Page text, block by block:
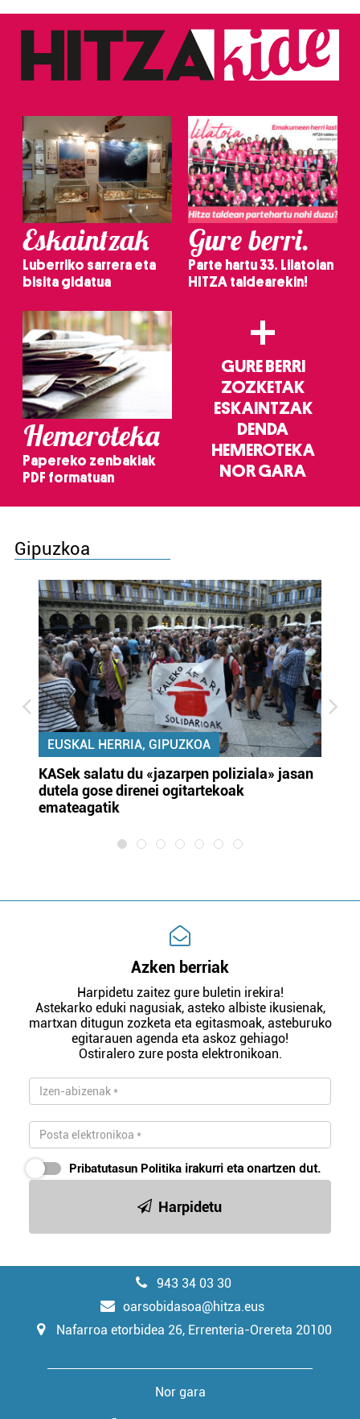
baliatzen gara. Ohar hau onartuz gero, teknologia hori
erabiltzeko baimen esplizitua ematen diguzu.
Gehiago
irakurri
Eskaintzak
Luberriko sarrera eta
bisita gidatua
Gure berri.
Parte hartu 33. Lilatoian
HITZA taldearekin!
Hemeroteka
Papereko zenbakiak
PDF formatuan
+
GURE BERRI
ZOZKETAK
ESKAINTZAK
DENDA
HEMEROTEKA
NOR GARA
Gipuzkoa
EUSKAL HERRIA, GIPUZKOA
KASek salatu du «jazarpen poliziala» jasan
dutela gose direnei ogitartekoak
emateagatik
Azken berriak
Harpidetu zaitez gure buletin irekira!
Astekarko eduki nagusiak, asteko albiste ikusienak,
martxan ditugun zozketa eta egitasmoak, asteburuko
egitarauen agenda eta askoz gehiago!
Ostiralero zure posta elektronikoan.
Pribatutasun Politika irakurri eta onartzen dut.
Harpidetu
943 34 03 30
oarsobidasoa@hitza.eus
Nafarroa etorbidea 26, Errenteria-Orereta 20100
Nor gara